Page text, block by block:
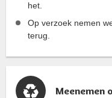
het.
Op verzoek nemen
terug.
Meenemen